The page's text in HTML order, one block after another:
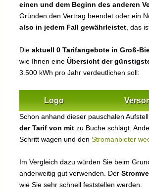
einen und dem Beginn des anderen
Gründen den Vertrag beendet oder ein
also in jedem Fall gewährleistet , das
Die aktuell 0 Tarifangebote in Groß-
wie Ihnen eine Übersicht der
3.500 kWh pro Jahr verdeutlichen soll:
Logo
Schon anhand dieser pauschalen
der Tarif von mit zu Buche schlägt.
Schritt wagen und den Stromanbieter
Im Vergleich dazu würden Sie beim
anderweitig gut verwenden. Der
wie Sie sehr schnell feststellen werden.